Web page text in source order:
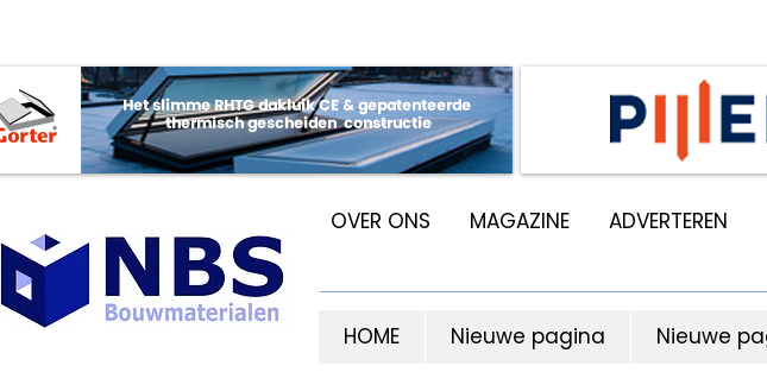
OVER ONS MAGAZINE ADVERTEREN
HOME Nieuwe pagina Nieuwe